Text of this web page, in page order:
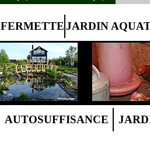
FERMETTEJARDIN
AUTOSUFFISANCE